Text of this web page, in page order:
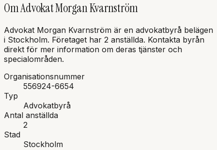
OmAdvokat Morgan Kvarnström
Advokat Morgan Kvarnström är en advokatbyrå belägen
i Stockholm. Företaget har 2 anställda. Kontakta byrån
direkt för mer information om deras tjänster och
specialområden.
Organisationsnummer
556924-6654
Typ
Advokatbyrå
Antal anställda
2
Stad
Stockholm